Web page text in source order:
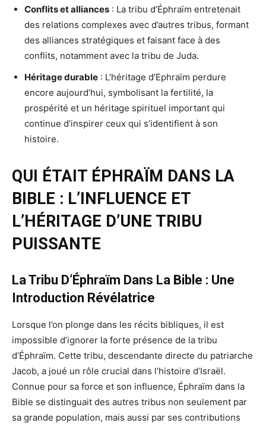
Conflits et alliances : La tribu d’Éphraïm entretenait
des relations complexes avec d’autres tribus, formant
des alliances stratégiques et faisant face à des
conflits, notamment avec la tribu de Juda.
Héritage durable : L’héritage d’Ephraïm perdure
encore aujourd’hui, symbolisant la fertilité, la
prospérité et un héritage spirituel important qui
continue d’inspirer ceux qui s’identifient à son
histoire.
QUI ÉTAIT ÉPHRAÏM DANS LA
BIBLE : L’INFLUENCE ET
L’HÉRITAGE D’UNE TRIBU
PUISSANTE
La Tribu D’Éphraïm Dans La Bible : Une
Introduction Révélatrice
Lorsque l’on plonge dans les récits bibliques, il est
impossible d’ignorer la forte présence de la tribu
d’Éphraïm. Cette tribu, descendante directe du patriarche
Jacob, a joué un rôle crucial dans l’histoire d’Israël.
Connue pour sa force et son influence, Éphraïm dans la
Bible se distinguait des autres tribus non seulement par
sa grande population, mais aussi par ses contributions